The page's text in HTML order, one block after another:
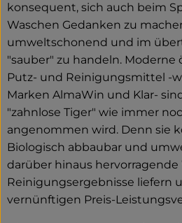
Großverpackung
Drogerie
Geplante Kisten
So geht's
Über uns
Erleben
konsequent, sich auch beim
Waschen Gedanken zu
umweltschonend und im
"sauber" zu handeln. Moderne
Putz- und Reinigungsmittel -
Marken AlmaWin und Klar-
"zahnlose Tiger" wie immer
angenommen wird. Denn sie
Biologisch abbaubar und
darüber hinaus hervorragende
Reinigungsergebnisse liefern
vernünftigen Preis-